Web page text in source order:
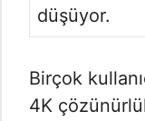
düşüyor.
Birçok
4K